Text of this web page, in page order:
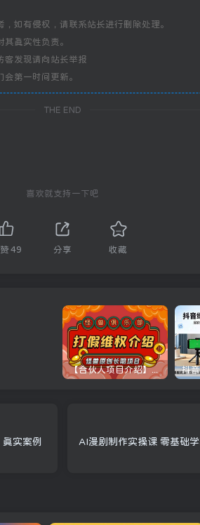
如有侵权，请联系站长进行删除处理。
真实性负责。
客发现请向站长举报
第一时间更新。
THE END
喜欢就支持一下吧
49 分享 收藏
【合伙人项目介绍】打假维权项目介绍
实案例
AI漫剧制作实操课 零基础